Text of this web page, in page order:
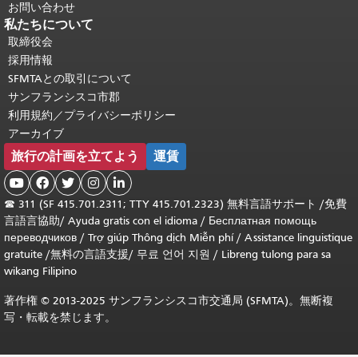
お問い合わせ
私たちについて
取締役会
採用情報
SFMTAとの取引について
サンフランシスコ市郡
利用規約／プライバシーポリシー
アーカイブ
旅行の計画を立てよう 運賃
    
☎ 311 (SF 415.701.2311; TTY 415.701.2323) 無料言語サポート /免費
言語言協助/ Ayuda gratis con el idioma / Бесплатная помощь
переводчиков / Trợ giúp Thông dịch Miễn phí/ Assistance linguistique
gratuite /無料の言語支援/ 무료 언어 지원 / Libreng tulong para sa
wikang Filipino
著作権 © 2013-2025 サンフランシスコ市交通局 (SFMTA)。無断複
写・転載を禁じます。